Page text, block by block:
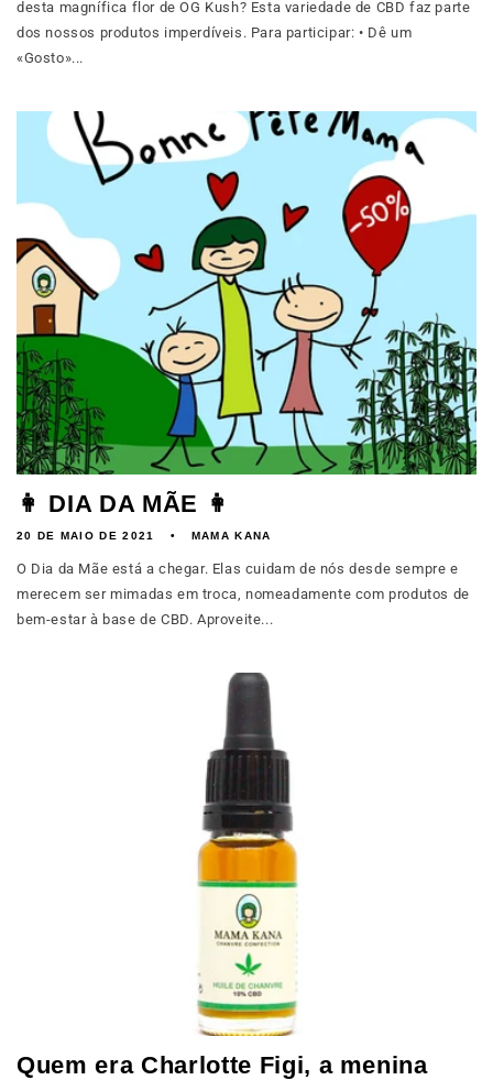
desta magnífica flor de OG Kush? Esta variedade de CBD faz parte
dos nossos produtos imperdíveis. Para participar: • Dê um
«Gosto»...
👩 DIA DA MÃE 👩
20 DE MAIO DE 2021 MAMA KANA
O Dia da Mãe está a chegar. Elas cuidam de nós desde sempre e
merecem ser mimadas em troca, nomeadamente com produtos de
bem-estar à base de CBD. Aproveite...
Quem era Charlotte Figi, a menina